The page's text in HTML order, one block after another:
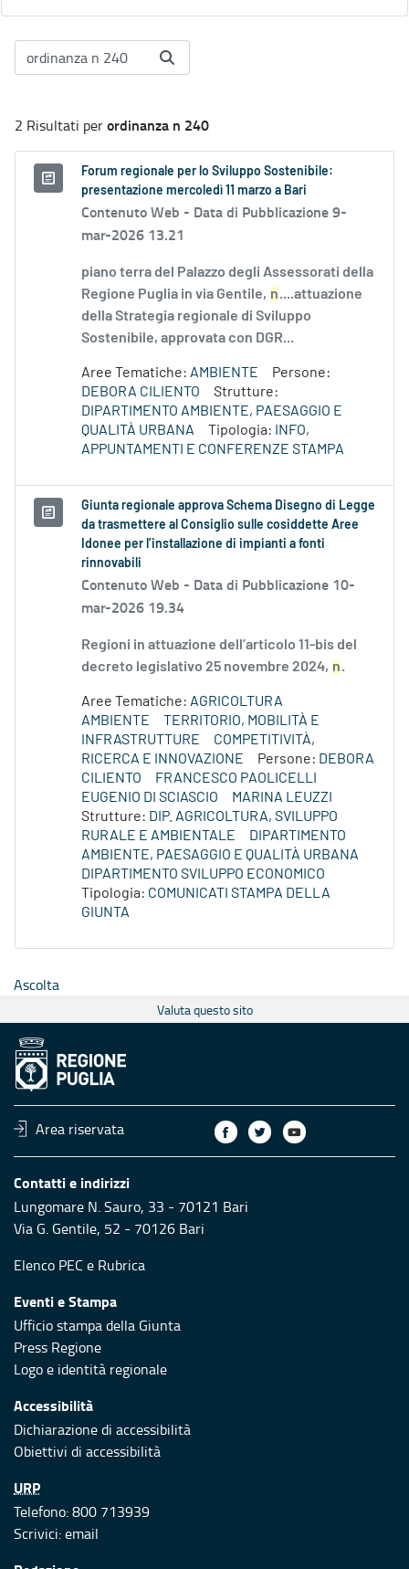
2 Risultati perordinanza n 240
Forum regionale per lo Sviluppo Sostenibile:
presentazione mercoledì 11 marzo a Bari
Contenuto Web - Data di Pubblicazione 9-
mar-2026 13.21
piano terra del Palazzo degli Assessorati della
Regione Puglia in via Gentile, n....attuazione
della Strategia regionale di Sviluppo
Sostenibile, approvata con DGR...
Aree Tematiche: AMBIENTE
Persone:
DEBORA CILIENTO
Strutture:
DIPARTIMENTO AMBIENTE, PAESAGGIO E
QUALITÀ URBANA
Tipologia:
INFO,
APPUNTAMENTI E CONFERENZE STAMPA
Giunta regionale approva Schema Disegno di Legge
da trasmettere al Consiglio sulle cosiddette Aree
Idonee per l’installazione di impianti a fonti
rinnovabili
Contenuto Web - Data di Pubblicazione 10-
mar-2026 19.34
Regioni in attuazione dell’articolo 11-bis del
decreto legislativo 25 novembre 2024, n.
Aree Tematiche: AGRICOLTURA
AMBIENTE
TERRITORIO, MOBILITÀ E
INFRASTRUTTURE
COMPETITIVITÀ,
RICERCA E INNOVAZIONE
Persone: DEBORA
CILIENTO
FRANCESCO PAOLICELLI
EUGENIO DI SCIASCIO
MARINA LEUZZI
Strutture: DIP. AGRICOLTURA, SVILUPPO
RURALE E AMBIENTALE
DIPARTIMENTO
AMBIENTE, PAESAGGIO E QUALITÀ URBANA
DIPARTIMENTO SVILUPPO ECONOMICO
Tipologia: COMUNICATI STAMPA DELLA
GIUNTA
Ascolta
Valuta questo sito
Area riservata
Contatti e indirizzi
Lungomare N. Sauro, 33 - 70121 Bari
Via G. Gentile, 52 - 70126 Bari
Elenco PEC e Rubrica
Eventi e Stampa
Ufficio stampa della Giunta
Press Regione
Logo e identità regionale
Accessibilità
Dichiarazione di accessibilità
Obiettivi di accessibilità
URP
Telefono: 800 713939
Scrivici:email